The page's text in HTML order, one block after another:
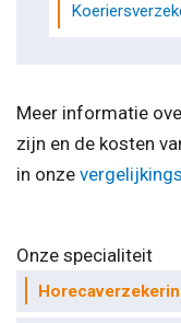
Meer informatie
zijn en de kosten
in onze
Onze specialiteit